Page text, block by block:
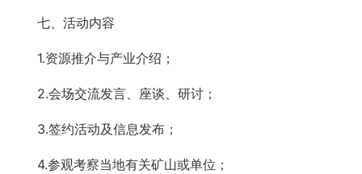
七、活动内容
1.资源推介与产业介绍；
2.会场交流发言、座谈、研讨；
3.签约活动及信息发布；
4.参观考察当地有关矿山或单位；